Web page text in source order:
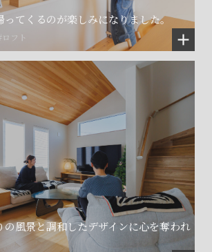
ってくるのが楽しみになりました。
ロフト
の風景と調和したデザインに心を奪われ
©SET inc.